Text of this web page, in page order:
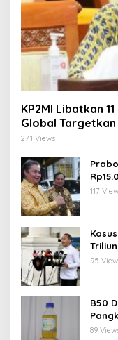
KP2MI Libatkan
Global Targetkan
271 Views
30-
117
Data
95
B50
89